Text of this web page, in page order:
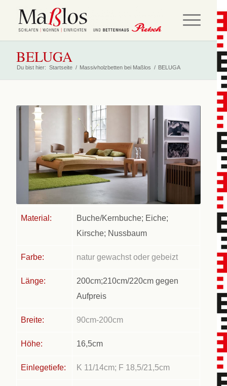
BELUGA
Du bist hier: Startseite / Massivholzbetten bei Maßlos / BELUGA
Material:
Buche/Kernbuche; Eiche;
Kirsche; Nussbaum
Farbe: natur gewachst oder gebeizt
Länge:
200cm;210cm/220cm gegen
Aufpreis
Breite: 90cm-200cm
Höhe: 16,5cm
Einlegetiefe: K 11/14cm; F 18,5/21,5cm